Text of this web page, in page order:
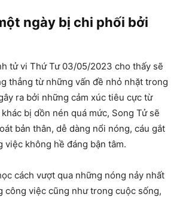
ngày bị chi phối bởi
tử vi Thứ Tư 03/05/2023 cho thấy sẽ
thẳng từ những vấn đề nhỏ nhặt trong
ra bởi những cảm xúc tiêu cực từ
bị dồn nén quá mức, Song Tử sẽ
bản thân, dễ dàng nổi nóng, cáu gắt
việc không hề đáng bận tâm.
cách vượt qua những nóng nảy nhất
công việc cũng như trong cuộc sống,